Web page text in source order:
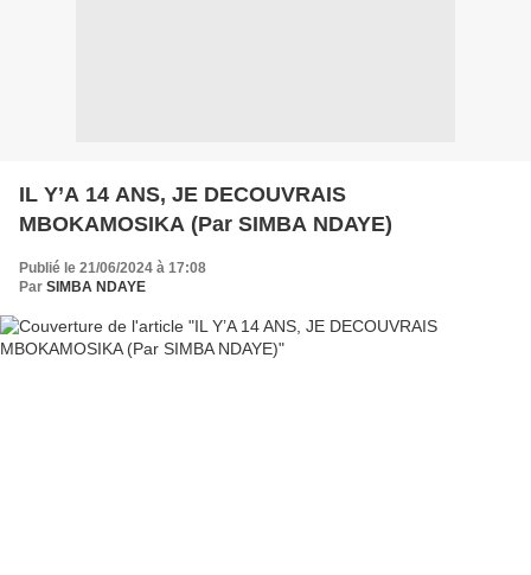
IL Y’A 14 ANS, JE DECOUVRAIS
MBOKAMOSIKA (Par SIMBA NDAYE)
Publié le 21/06/2024 à 17:08
Par SIMBA NDAYE